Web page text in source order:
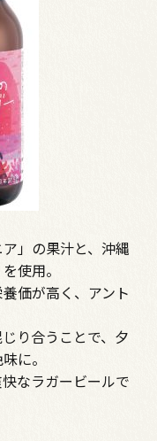
」の果汁と、沖縄
使用。
価が高く、アント
り合うことで、夕
に。
なラガービールで